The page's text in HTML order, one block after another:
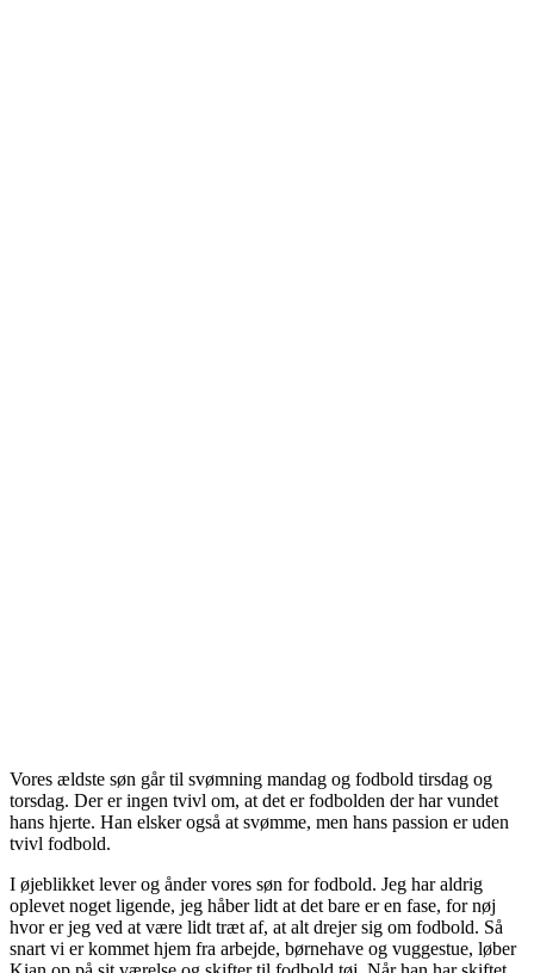
Vores ældste søn går til svømning mandag og fodbold tirsdag og
torsdag. Der er ingen tvivl om, at det er fodbolden der har vundet
hans hjerte. Han elsker også at svømme, men hans passion er uden
tvivl fodbold.
I øjeblikket lever og ånder vores søn for fodbold. Jeg har aldrig
oplevet noget ligende, jeg håber lidt at det bare er en fase, for nøj
hvor er jeg ved at være lidt træt af, at alt drejer sig om fodbold. Så
snart vi er kommet hjem fra arbejde, børnehave og vuggestue, løber